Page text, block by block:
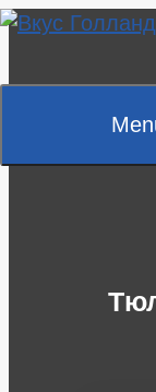
Skip